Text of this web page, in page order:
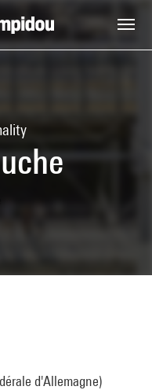
d'Allemagne)